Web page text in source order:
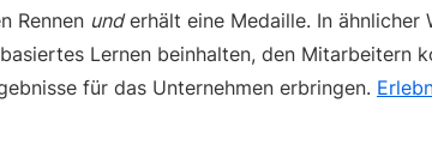
Rennen underhält eine Medaille. In ähnlicher
Lernen beinhalten, den Mitarbeitern
für das Unternehmen erbringen.